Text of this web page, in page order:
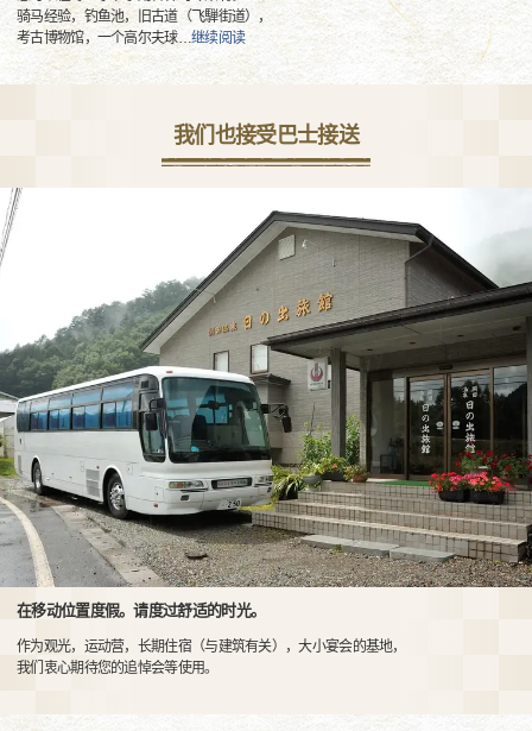
骑马经验，钓鱼池，旧古道（飞騨街道），
考古博物馆，一个高尔夫球…继续阅读
我们也接受巴士接送
在移动位置度假。请度过舒适的时光。
作为观光，运动营，长期住宿（与建筑有关），大小宴会的基地，
我们衷心期待您的追悼会等使用。